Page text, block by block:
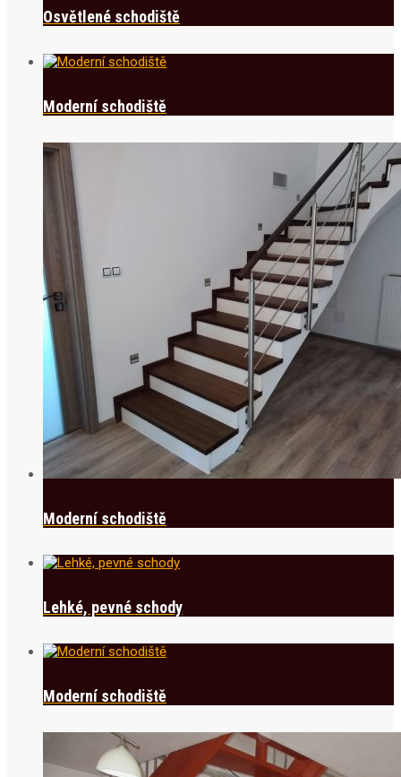
Osvětlené schodiště
Moderní schodiště
Moderní schodiště
Lehké, pevné schody
Moderní schodiště